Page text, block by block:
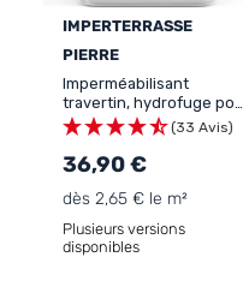
IMPERTERRASSE
PIERRE
Imperméabilisant
travertin, hydrofuge pour
pierres naturelles, anti-
tâche: IMPERTERRASSE
PIERRE
(33 Avis)
36,90 €
dès 2,65 € le m²
Plusieurs versions
disponibles